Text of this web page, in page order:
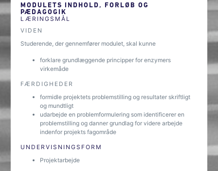
MODULETS INDHOLD, FORLØB OG
PÆDAGOGIK
LÆRINGSMÅL
VIDEN
Studerende, der gennemfører modulet, skal kunne
forklare grundlæggende principper for enzymers
virkemåde
FÆRDIGHEDER
formidle projektets problemstilling og resultater skriftligt
og mundtligt
udarbejde en problemformulering som identificerer en
problemstilling og danner grundlag for videre arbejde
indenfor projekts fagområde
UNDERVISNINGSFORM
Projektarbejde